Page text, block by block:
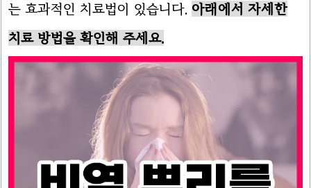
는 효과적인 치료법이 있습니다. 아래에서 자세한
치료 방법을 확인해 주세요.